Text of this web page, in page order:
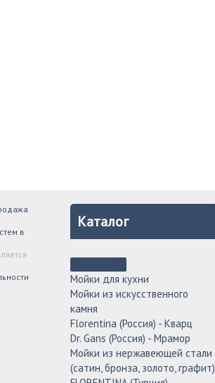
в
Каталог
Мойки для кухни
Мойки из искусственного
камня
Florentina (Россия) - Кварц
Dr. Gans (Россия) - Мрамор
Мойки из нержавеющей стали
(сатин, бронза, золото, графит)